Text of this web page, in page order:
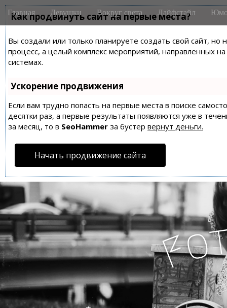
Как продвинуть сайт на первые места?
Вы создали или только планируете создать свой сайт,
процесс, а целый комплекс мероприятий, направленных
системах.
Ускорение продвижения
Если вам трудно попасть на первые места в поиске
десятки раз, а первые результаты появляются уже в
за месяц, то в SeoHammer за бустер вернут деньги.
Начать продвижение сайта
M
a
n
m
e
n
u
i
Главная Девушки Вокруг света Лайфстайл
Fo